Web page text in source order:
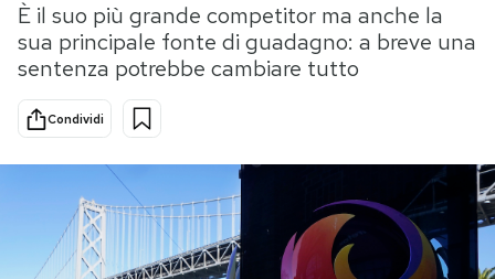
Politica
Tecnologia
Internet
Scienza
Economia
Sport
Consumismi
Storie/Idee
Mondiali calcio 2026
È il suo più grande competitor ma anche la
sua principale fonte di guadagno: a breve una
sentenza potrebbe cambiare tutto
Condividi